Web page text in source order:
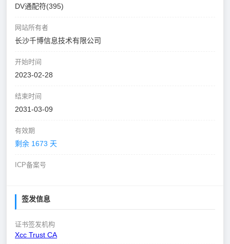
DV通配符(395)
网站所有者
长沙千博信息技术有限公司
开始时间
2023-02-28
结束时间
2031-03-09
有效期
剩余 1673 天
ICP备案号
签发信息
证书签发机构
Xcc Trust CA